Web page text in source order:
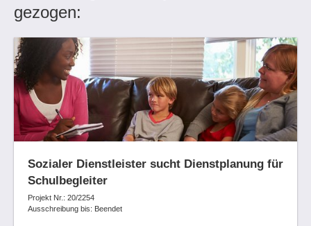
gezogen:
Sozialer Dienstleister sucht Dienstplanung für
Schulbegleiter
Projekt Nr.: 20/2254
Ausschreibung bis: Beendet